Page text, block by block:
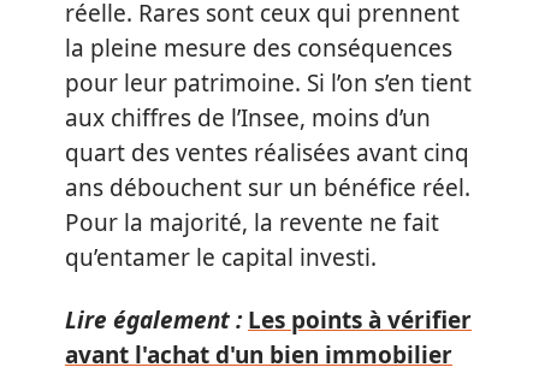
réelle. Rares sont ceux qui prennent
la pleine mesure des conséquences
pour leur patrimoine. Si l’on s’en tient
aux chiffres de l’Insee, moins d’un
quart des ventes réalisées avant cinq
ans débouchent sur un bénéfice réel.
Pour la majorité, la revente ne fait
qu’entamer le capital investi.
Lire également : Les points à vérifier
avant l'achat d'un bien immobilier